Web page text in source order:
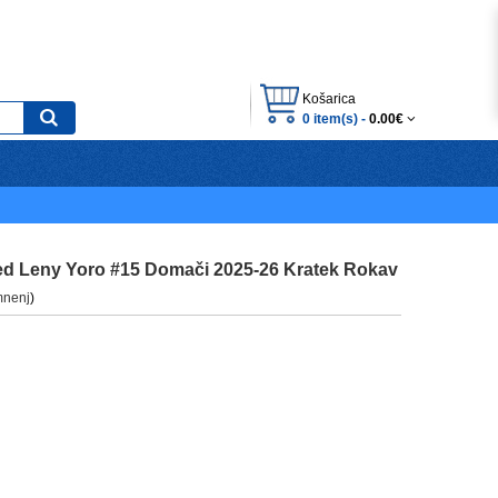
Košarica
0 item(s) - 0.00€
Leny Yoro #15 Domači 2025-26 Kratek Rokav
)